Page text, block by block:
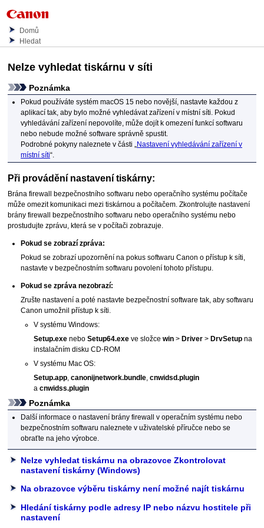
Domů
Hledat
Nelze vyhledattiskárnu v síti
Poznámka
Pokud používáte systémmacOS 15 nebo novější, nastavte každou z
aplikací tak, aby bylo možné vyhledávat zařízení v místní síti. Pokud
vyhledávání zařízení nepovolíte, může dojít k omezení funkcí softwaru
nebo nebude možné software správně spustit.
Podrobné pokyny naleznete v části „Nastavení vyhledávání zařízení v
místní síti“.
Při provádění nastavenítiskárny:
Brána firewall bezpečnostního softwaru nebo operačního systému počítače
může omezit komunikaci mezitiskárnou a počítačem. Zkontrolujte nastavení
brány firewall bezpečnostního softwaru nebo operačního systému nebo
prostudujte zprávu, která se v počítači zobrazuje.
Pokud se zobrazí zpráva:
Pokud se zobrazí upozornění na pokus softwaruCanon o přístup k síti,
nastavte v bezpečnostním softwaru povolení tohoto přístupu.
Pokud se zpráva nezobrazí:
Zrušte nastavení a poté nastavte bezpečnostní software tak, aby softwaru
Canon umožnil přístup k síti.
V systému Windows:
Setup.exenebo Setup64.exeve složce win> Driver> DrvSetupna
instalačním disku CD-ROM
V systému Mac OS:
Setup.app, canonijnetwork.bundle, cnwidsd.plugin
a cnwidss.plugin
Poznámka
Další informace o nastavení brány firewall v operačním systému nebo
bezpečnostním softwaru naleznete v uživatelské příručce nebo se
obraťte na jeho výrobce.
Nelze vyhledat tiskárnu na obrazovce Zkontrolovat
nastavení tiskárny (Windows)
Na obrazovce výběru tiskárny není možné najít tiskárnu
Hledání tiskárny podle adresy IP nebo názvu hostitele při
nastavení